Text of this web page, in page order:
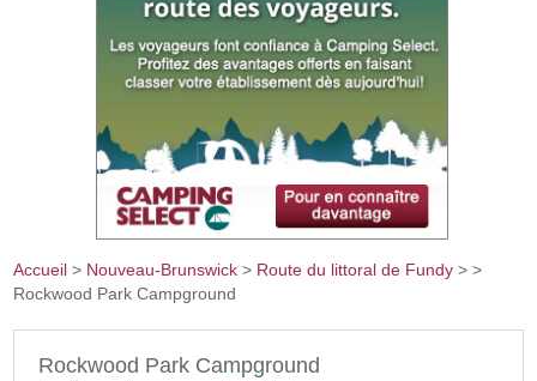
Vous êtes ici
Accueil > Nouveau-Brunswick > Route du littoral de Fundy >>
Rockwood Park Campground
Rockwood Park Campground